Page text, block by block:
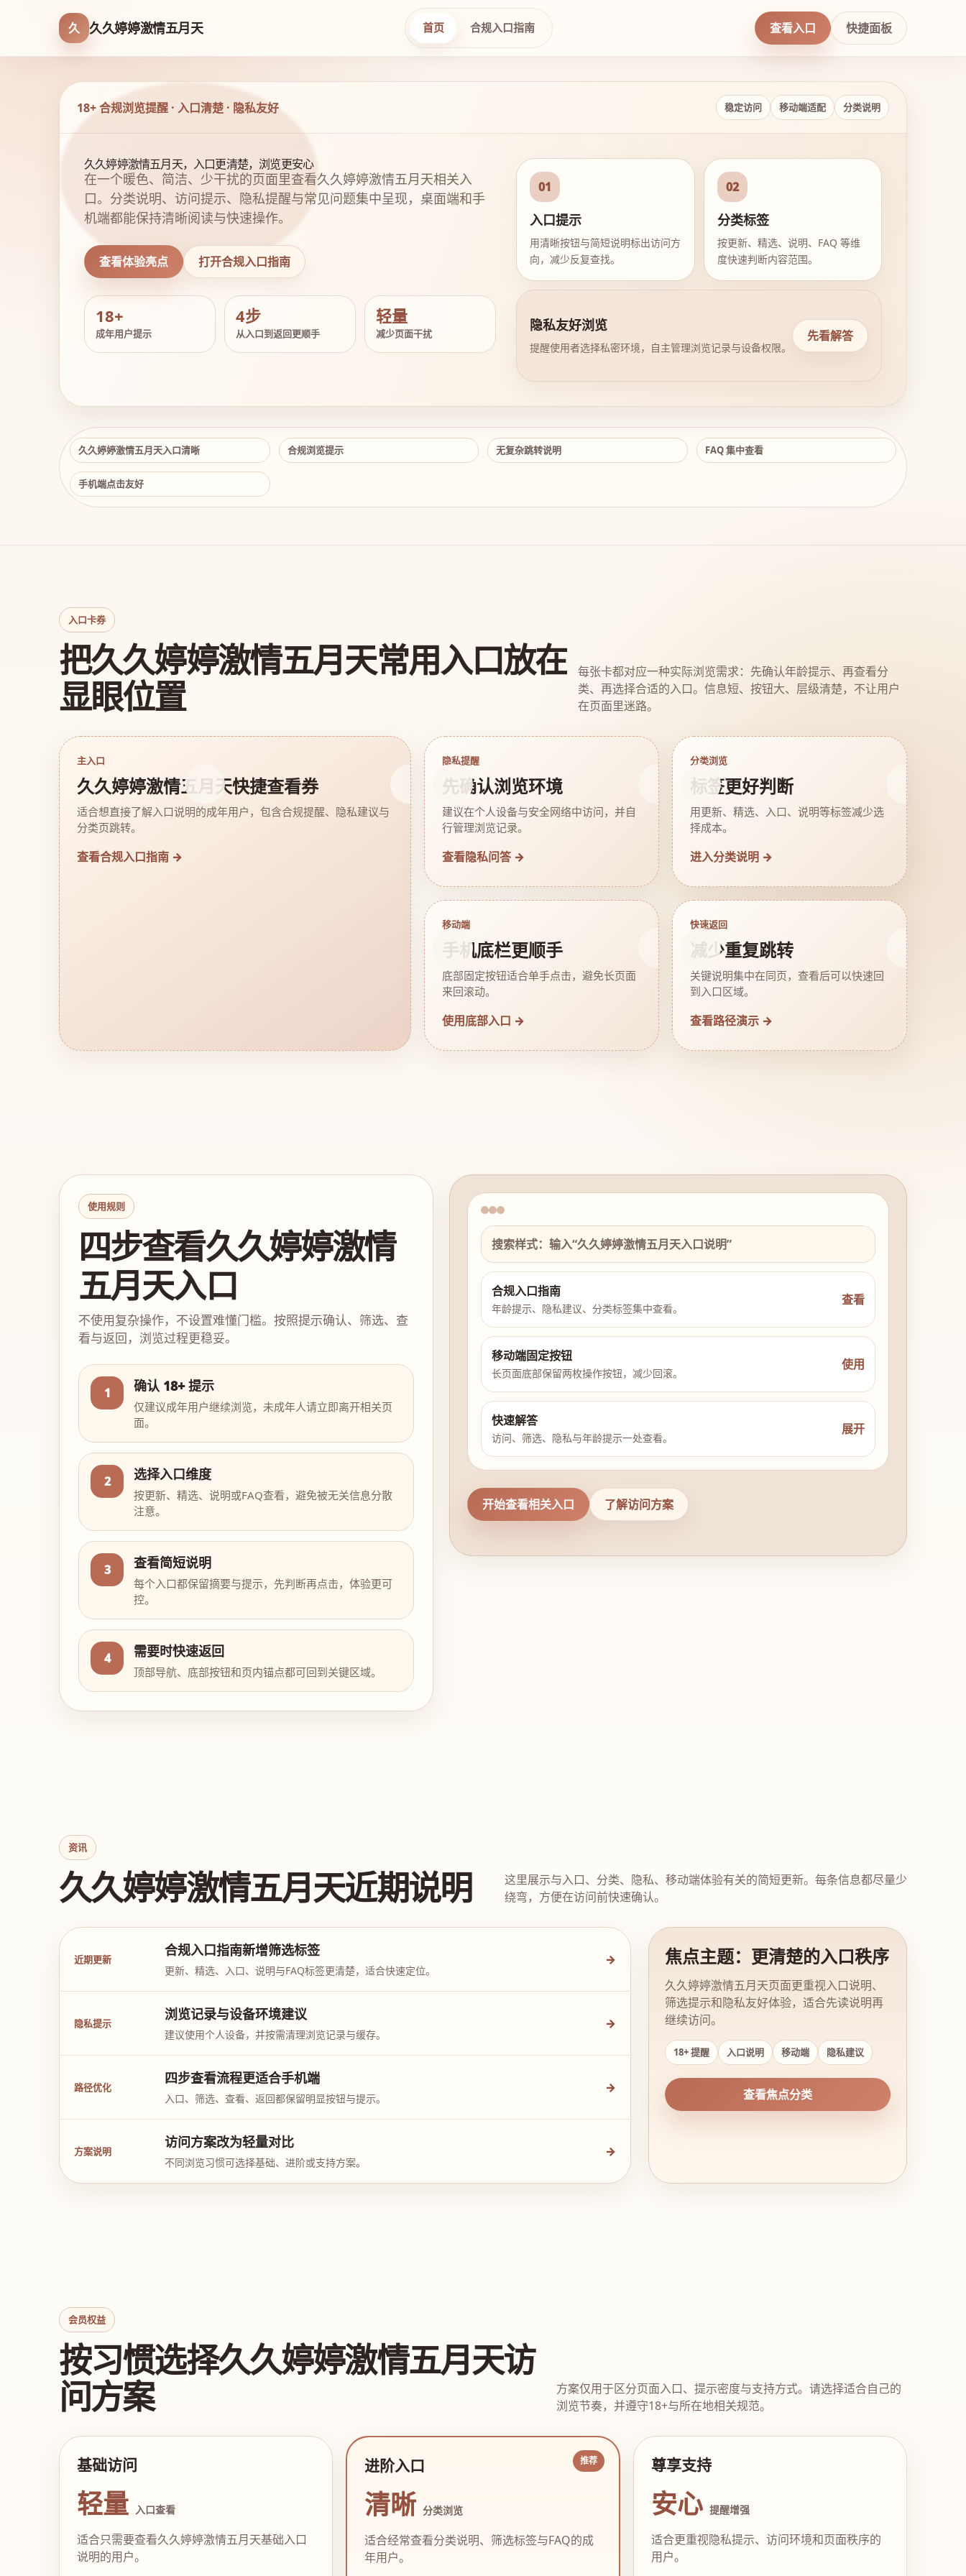
久 久久婷婷激情五月天 首页 合规入口指南 查看入口 快捷面板
18+ 合规浏览提醒 · 入口清楚 · 隐私友好 稳定访问 移动端适配 分类说明
久久婷婷激情五月天，入口更清楚，浏览更安心
在一个暖色、简洁、少干扰的页面里查看久久婷婷激情五月天相关入
口。分类说明、访问提示、隐私提醒与常见问题集中呈现，桌面端和手
机端都能保持清晰阅读与快速操作。
查看体验亮点 打开合规入口指南
18+
成年用户提示
4步
从入口到返回更顺手
轻量
减少页面干扰
01
入口提示
用清晰按钮与简短说明标出访问方
向，减少反复查找。
02
分类标签
按更新、精选、说明、FAQ 等维
度快速判断内容范围。
隐私友好浏览
提醒使用者选择私密环境，自主管理浏览记录与设备权限。
先看解答
久久婷婷激情五月天入口清晰 合规浏览提示 无复杂跳转说明 FAQ 集中查看
手机端点击友好
入口卡券
把久久婷婷激情五月天常用入口放在
显眼位置
每张卡都对应一种实际浏览需求：先确认年龄提示、再查看分
类、再选择合适的入口。信息短、按钮大、层级清楚，不让用户
在页面里迷路。
主入口
久久婷婷激情五月天快捷查看券
适合想直接了解入口说明的成年用户，包含合规提醒、隐私建议与
分类页跳转。
查看合规入口指南 →
隐私提醒
先确认浏览环境
建议在个人设备与安全网络中访问，并自
行管理浏览记录。
查看隐私问答 →
分类浏览
标签更好判断
用更新、精选、入口、说明等标签减少选
择成本。
进入分类说明 →
移动端
手机底栏更顺手
底部固定按钮适合单手点击，避免长页面
来回滚动。
使用底部入口 →
快速返回
减少重复跳转
关键说明集中在同页，查看后可以快速回
到入口区域。
查看路径演示 →
使用规则
四步查看久久婷婷激情
五月天入口
不使用复杂操作，不设置难懂门槛。按照提示确认、筛选、查
看与返回，浏览过程更稳妥。
1 确认 18+ 提示
仅建议成年用户继续浏览，未成年人请立即离开相关页
面。
2 选择入口维度
按更新、精选、说明或FAQ查看，避免被无关信息分散
注意。
3 查看简短说明
每个入口都保留摘要与提示，先判断再点击，体验更可
控。
4 需要时快速返回
顶部导航、底部按钮和页内锚点都可回到关键区域。
搜索样式：输入“久久婷婷激情五月天入口说明”
合规入口指南
年龄提示、隐私建议、分类标签集中查看。
查看
移动端固定按钮
长页面底部保留两枚操作按钮，减少回滚。
使用
快速解答
访问、筛选、隐私与年龄提示一处查看。
展开
开始查看相关入口 了解访问方案
资讯
久久婷婷激情五月天近期说明
这里展示与入口、分类、隐私、移动端体验有关的简短更新。每条信息都尽量少
绕弯，方便在访问前快速确认。
近期更新
合规入口指南新增筛选标签
更新、精选、入口、说明与FAQ标签更清楚，适合快速定位。
→
隐私提示
浏览记录与设备环境建议
建议使用个人设备，并按需清理浏览记录与缓存。
→
路径优化
四步查看流程更适合手机端
入口、筛选、查看、返回都保留明显按钮与提示。
→
方案说明
访问方案改为轻量对比
不同浏览习惯可选择基础、进阶或支持方案。
→
焦点主题：更清楚的入口秩序
久久婷婷激情五月天页面更重视入口说明、
筛选提示和隐私友好体验，适合先读说明再
继续访问。
18+ 提醒 入口说明 移动端 隐私建议
查看焦点分类
会员权益
按习惯选择久久婷婷激情五月天访
问方案
方案仅用于区分页面入口、提示密度与支持方式。请选择适合自己的
浏览节奏，并遵守18+与所在地相关规范。
基础访问
轻量 入口查看
适合只需要查看久久婷婷激情五月天基础入口
说明的用户。
进阶入口
清晰分类浏览
适合经常查看分类说明、筛选标签与FAQ的成
年用户。
尊享支持
安心 提醒增强
适合更重视隐私提示、访问环境和页面秩序的
用户。